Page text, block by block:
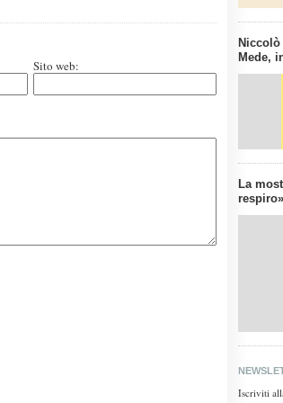
Niccolò
Mede,
La
Iscriviti
Sito web: